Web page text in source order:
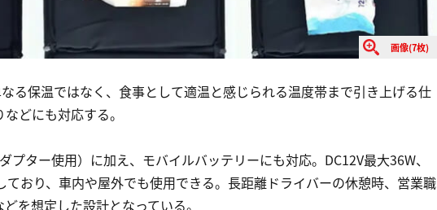
画像(7枚)
る保温ではなく、食事として適温と感じられる温度帯まで引き上げる仕
どにも対応する。
プター使用）に加え、モバイルバッテリーにも対応。DC12V最大36W、
ており、車内や屋外でも使用できる。長距離ドライバーの休憩時、営業職
を想定した設計となっている。